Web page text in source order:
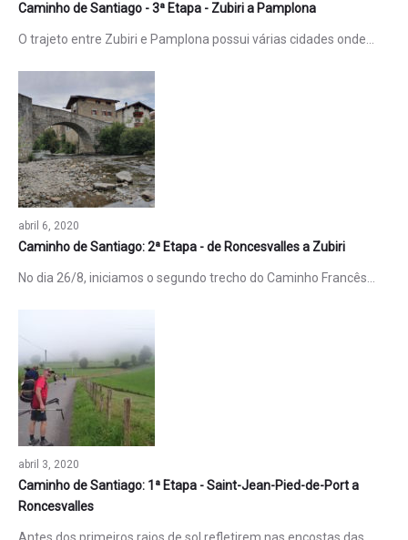
Caminho de Santiago - 3ª Etapa - Zubiri a Pamplona
O trajeto entre Zubiri e Pamplona possui várias cidades onde…
abril 6, 2020
Caminho de Santiago: 2ª Etapa - de Roncesvalles a Zubiri
No dia 26/8, iniciamos o segundo trecho do Caminho Francês…
abril 3, 2020
Caminho de Santiago: 1ª Etapa - Saint-Jean-Pied-de-Port a
Roncesvalles